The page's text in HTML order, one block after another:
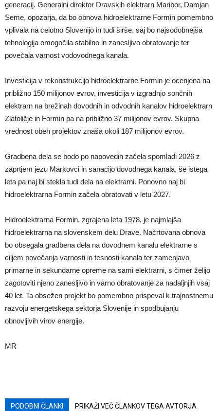
generacij. Generalni direktor Dravskih elektrarn Maribor, Damjan
Seme, opozarja, da bo obnova hidroelektrarne Formin pomembno
vplivala na celotno Slovenijo in tudi širše, saj bo najsodobnejša
tehnologija omogočila stabilno in zanesljivo obratovanje ter
povečala varnost vodovodnega kanala.
Investicija v rekonstrukcijo hidroelektrarne Formin je ocenjena na
približno 150 milijonov evrov, investicija v izgradnjo sončnih
elektrarn na brežinah dovodnih in odvodnih kanalov hidroelektrarn
Zlatoličje in Formin pa na približno 37 milijonov evrov. Skupna
vrednost obeh projektov znaša okoli 187 milijonov evrov.
Gradbena dela se bodo po napovedih začela spomladi 2026 z
zaprtjem jezu Markovci in sanacijo dovodnega kanala, še istega
leta pa naj bi stekla tudi dela na elektrarni. Ponovno naj bi
hidroelektrarna Formin začela obratovati v letu 2027.
Hidroelektrarna Formin, zgrajena leta 1978, je najmlajša
hidroelektrarna na slovenskem delu Drave. Načrtovana obnova
bo obsegala gradbena dela na dovodnem kanalu elektrarne s
ciljem povečanja varnosti in tesnosti kanala ter zamenjavo
primarne in sekundarne opreme na sami elektrarni, s čimer želijo
zagotoviti njeno zanesljivo in varno obratovanje za nadaljnjih vsaj
40 let. Ta obsežen projekt bo pomembno prispeval k trajnostnemu
razvoju energetskega sektorja Slovenije in spodbujanju
obnovljivih virov energije.
MR
PODOBNI ČLANKI PRIKAŽI VEČ ČLANKOV TEGA AVTORJA